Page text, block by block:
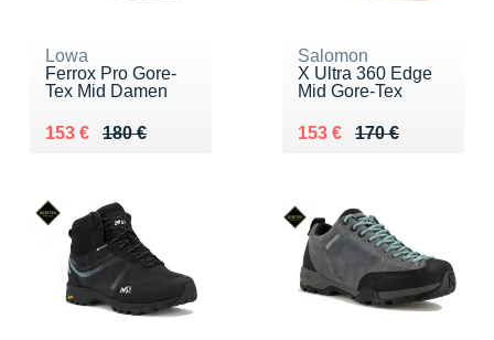
Lowa
Ferrox Pro Gore-
Tex Mid Damen
180 €
Au lieu de 180 €
153 €
Vendu 153 €
Salomon
X Ultra 360 Edge
Mid Gore-Tex
170 €
Au lieu de 170 €
153 €
Vendu 153 €